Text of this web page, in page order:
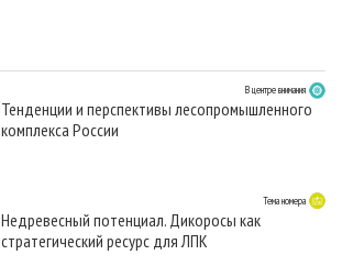
В центре внимания
Тенденции и перспективы лесопромышленного
комплекса России
Тема номера
Недревесный потенциал. Дикоросы как
стратегический ресурс для ЛПК